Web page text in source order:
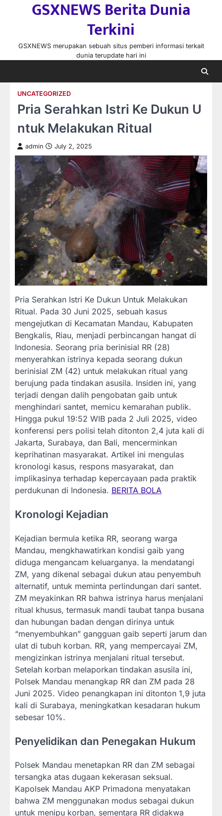
GSXNEWS Berita Dunia
Terkini
GSXNEWS merupakan sebuah situs pemberi informasi terkait
dunia terupdate hari ini
UNCATEGORIZED
Pria Serahkan Istri Ke Dukun U
ntuk Melakukan Ritual
admin July 2, 2025
Pria Serahkan Istri Ke Dukun Untuk Melakukan
Ritual. Pada 30 Juni 2025, sebuah kasus
mengejutkan di Kecamatan Mandau, Kabupaten
Bengkalis, Riau, menjadi perbincangan hangat di
Indonesia. Seorang pria berinisial RR (28)
menyerahkan istrinya kepada seorang dukun
berinisial ZM (42) untuk melakukan ritual yang
berujung pada tindakan asusila. Insiden ini, yang
terjadi dengan dalih pengobatan gaib untuk
menghindari santet, memicu kemarahan publik.
Hingga pukul 19:52 WIB pada 2 Juli 2025, video
konferensi pers polisi telah ditonton 2,4 juta kali di
Jakarta, Surabaya, dan Bali, mencerminkan
keprihatinan masyarakat. Artikel ini mengulas
kronologi kasus, respons masyarakat, dan
implikasinya terhadap kepercayaan pada praktik
perdukunan di Indonesia. BERITA BOLA
Kronologi Kejadian
Kejadian bermula ketika RR, seorang warga
Mandau, mengkhawatirkan kondisi gaib yang
diduga mengancam keluarganya. Ia mendatangi
ZM, yang dikenal sebagai dukun atau penyembuh
alternatif, untuk meminta perlindungan dari santet.
ZM meyakinkan RR bahwa istrinya harus menjalani
ritual khusus, termasuk mandi taubat tanpa busana
dan hubungan badan dengan dirinya untuk
“menyembuhkan” gangguan gaib seperti jarum dan
ulat di tubuh korban. RR, yang mempercayai ZM,
mengizinkan istrinya menjalani ritual tersebut.
Setelah korban melaporkan tindakan asusila ini,
Polsek Mandau menangkap RR dan ZM pada 28
Juni 2025. Video penangkapan ini ditonton 1,9 juta
kali di Surabaya, meningkatkan kesadaran hukum
sebesar 10%.
Penyelidikan dan Penegakan Hukum
Polsek Mandau menetapkan RR dan ZM sebagai
tersangka atas dugaan kekerasan seksual.
Kapolsek Mandau AKP Primadona menyatakan
bahwa ZM menggunakan modus sebagai dukun
untuk menipu korban, sementara RR didakwa